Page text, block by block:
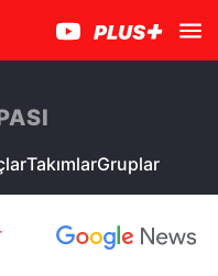
TakımlarGruplar